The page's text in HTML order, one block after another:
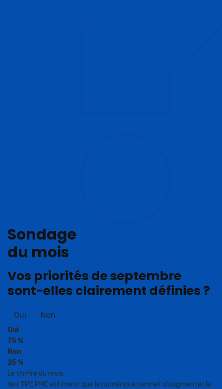
Sondage
du mois
Vos priorités de septembre
sont-elles clairement définies ?
Oui Non
Oui
75 %
Non
25 %
Le chiffre du mois
des TPE PME estiment que le numérique permet d’augmenter le